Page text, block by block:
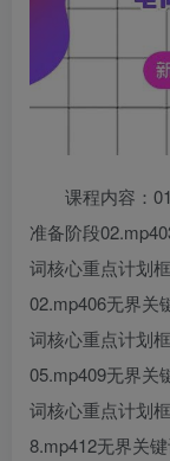
课程内容：
准备阶段
词核心重点计划
02.mp406无界关
词核心重点计划
05.mp409无界关
词核心重点计划
8.mp412无界关